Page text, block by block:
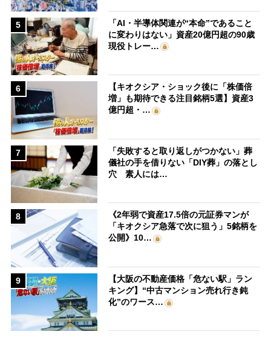
5
「AI・半導体関連が“本命”であること
に変わりはない」資産20億円超の90歳
現役トレー…
6
【キオクシア・ショック後に「株価倍
増」も期待できる注目銘柄5選】資産3
億円超・…
7
「失敗すると取り返しがつかない」葬
儀社の手を借りない「DIY葬」の落とし
穴 素人には…
8
《2年弱で資産17.5倍の元証券マンが
「キオクシア急落で次に狙う」5銘柄を
公開》10…
9
【大阪の不動産価格「危ない駅」ラン
キング】“中古マンション売れ行き鈍
化”のワース…